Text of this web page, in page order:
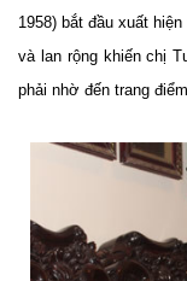
1958) bắt đầu xuất
và lan rộng khiến chị
phải nhờ đến trang